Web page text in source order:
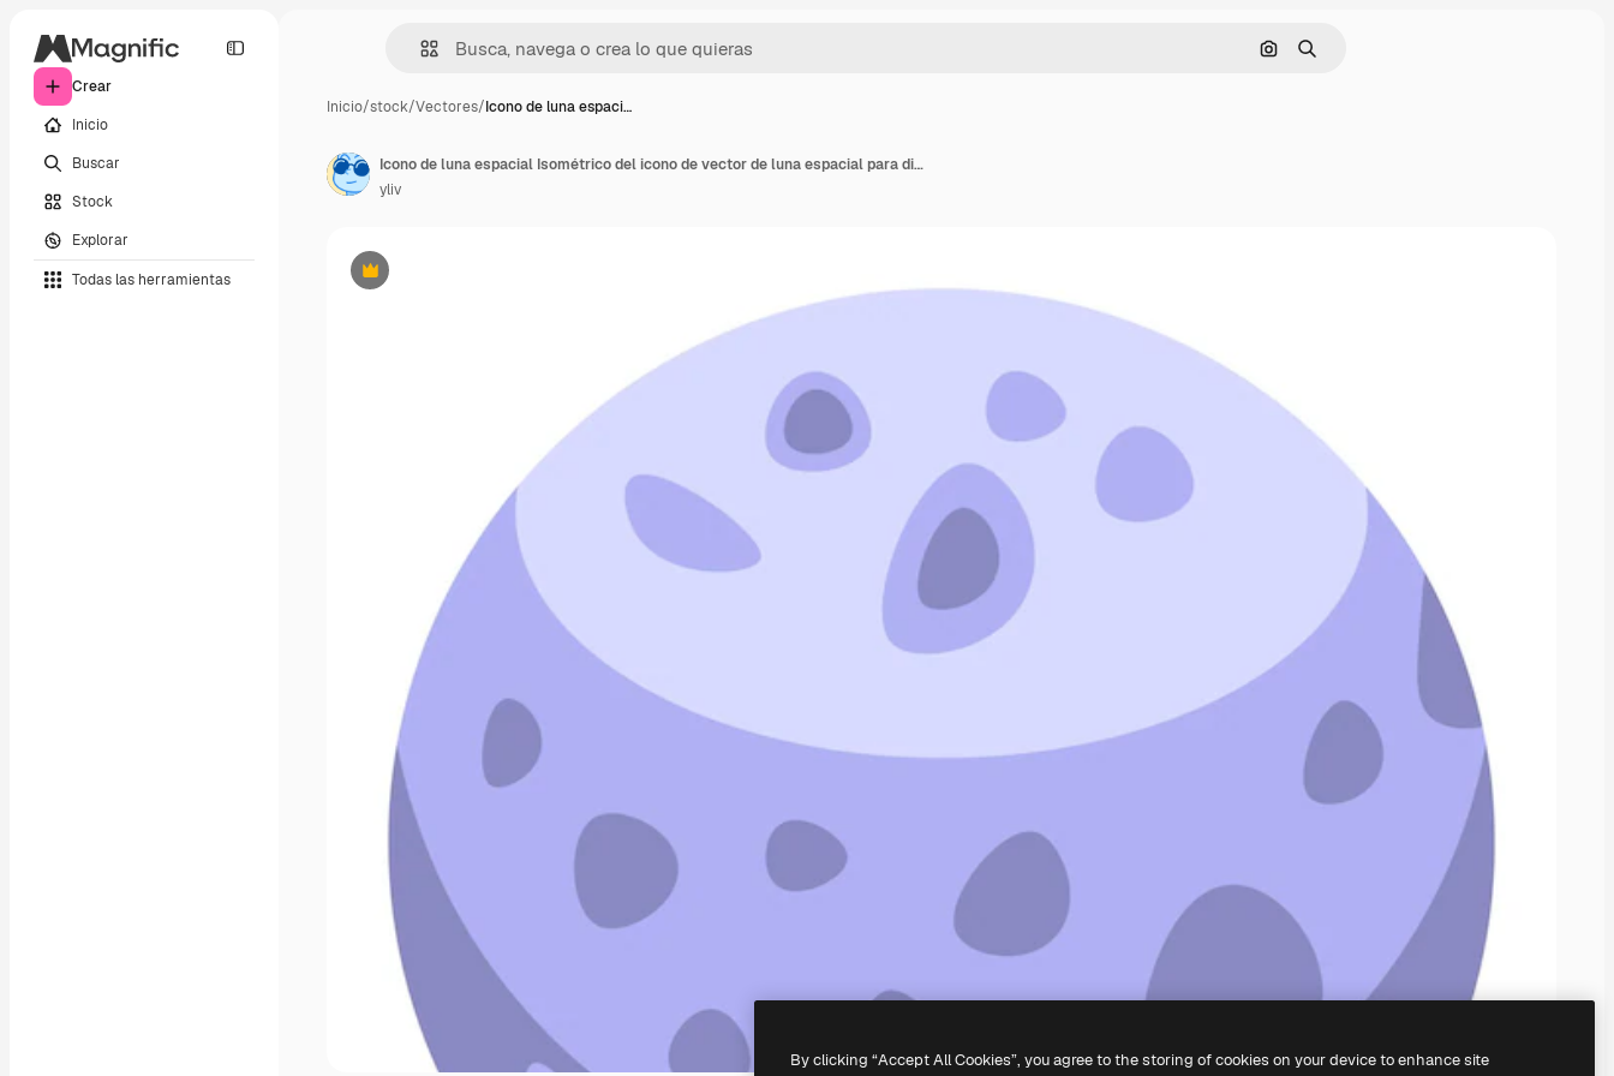
Crear
Inicio
Buscar
Stock
Explorar
Todas las herramientas
Buscar por imagen
Buscar
Inicio/stock/Vectores/Icono de luna espaci…
Premium
Icono de luna espacial Isométrico del icono de vector de luna espacial para diseño web aislado sobre fondo blanco
yliv
By clicking “Accept All Cookies”, you agree to the storing of cookies on your device to enhance site